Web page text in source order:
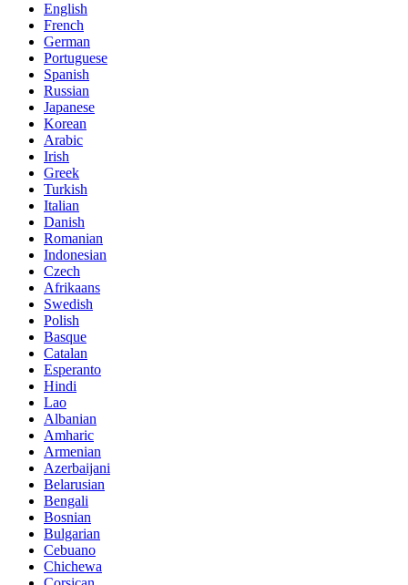
English
French
German
Portuguese
Spanish
Russian
Japanese
Korean
Arabic
Irish
Greek
Turkish
Italian
Danish
Romanian
Indonesian
Czech
Afrikaans
Swedish
Polish
Basque
Catalan
Esperanto
Hindi
Lao
Albanian
Amharic
Armenian
Azerbaijani
Belarusian
Bengali
Bosnian
Bulgarian
Cebuano
Chichewa